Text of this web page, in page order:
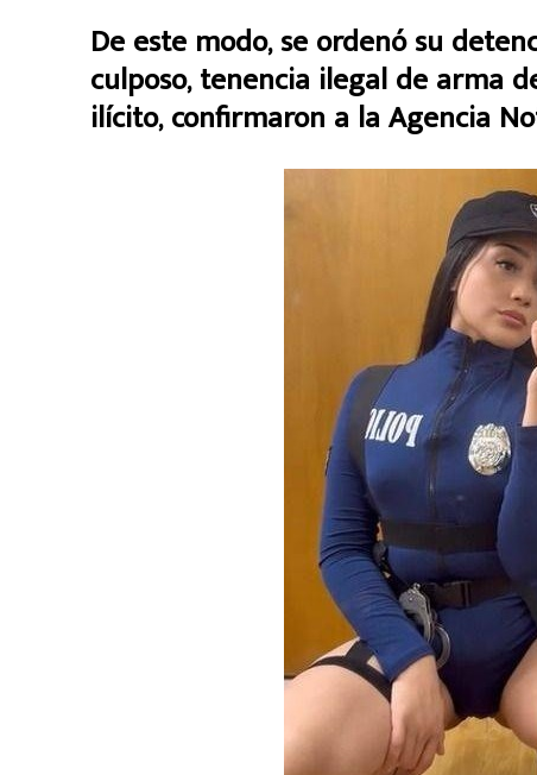
De este modo, se ordenó su
culposo, tenencia ilegal de arma
ilícito, confirmaron a la Agencia